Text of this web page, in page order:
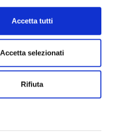
Accetta tutti
Accetta selezionati
Rifiuta